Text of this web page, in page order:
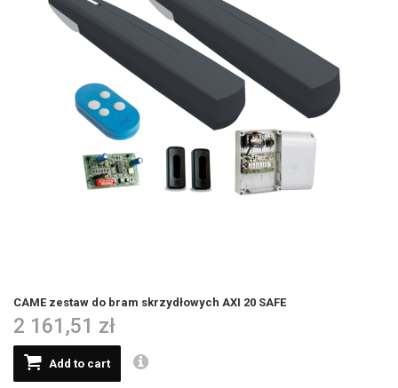
CAME zestaw do bram skrzydłowych AXI 20 SAFE
2 161,51 zł
Add to cart